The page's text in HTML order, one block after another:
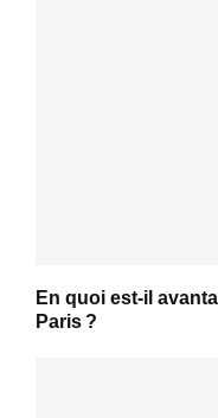
En quoi est-il
Paris ?